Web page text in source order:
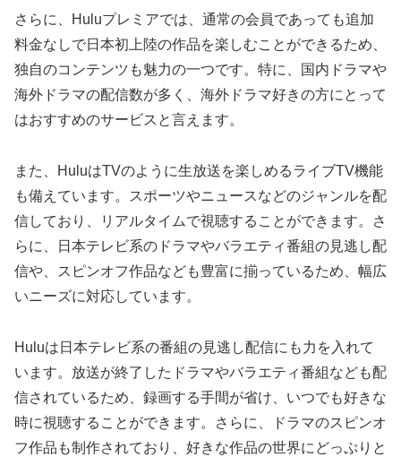
さらに、Huluプレミアでは、通常の会員であっても追加
料金なしで日本初上陸の作品を楽しむことができるため、
独自のコンテンツも魅力の一つです。特に、国内ドラマや
海外ドラマの配信数が多く、海外ドラマ好きの方にとって
はおすすめのサービスと言えます。
また、HuluはTVのように生放送を楽しめるライブTV機能
も備えています。スポーツやニュースなどのジャンルを配
信しており、リアルタイムで視聴することができます。さ
らに、日本テレビ系のドラマやバラエティ番組の見逃し配
信や、スピンオフ作品なども豊富に揃っているため、幅広
いニーズに対応しています。
Huluは日本テレビ系の番組の見逃し配信にも力を入れて
います。放送が終了したドラマやバラエティ番組なども配
信されているため、録画する手間が省け、いつでも好きな
時に視聴することができます。さらに、ドラマのスピンオ
フ作品も制作されており、好きな作品の世界にどっぷりと